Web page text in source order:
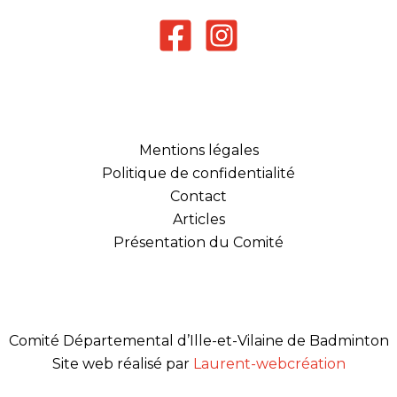
Mentions légales
Politique de confidentialité
Contact
Articles
Présentation du Comité
Comité Départemental d’Ille-et-Vilaine de Badminton
Site web réalisé par Laurent-webcréation